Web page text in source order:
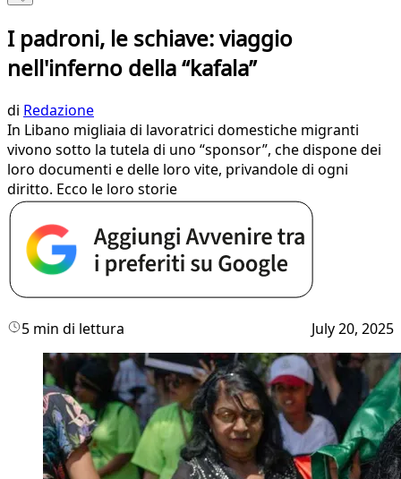
I padroni, le schiave: viaggio
nell'inferno della “kafala”
di Redazione
In Libano migliaia di lavoratrici domestiche migranti
vivono sotto la tutela di uno “sponsor”, che dispone dei
loro documenti e delle loro vite, privandole di ogni
diritto. Ecco le loro storie
5 min di lettura July 20, 2025